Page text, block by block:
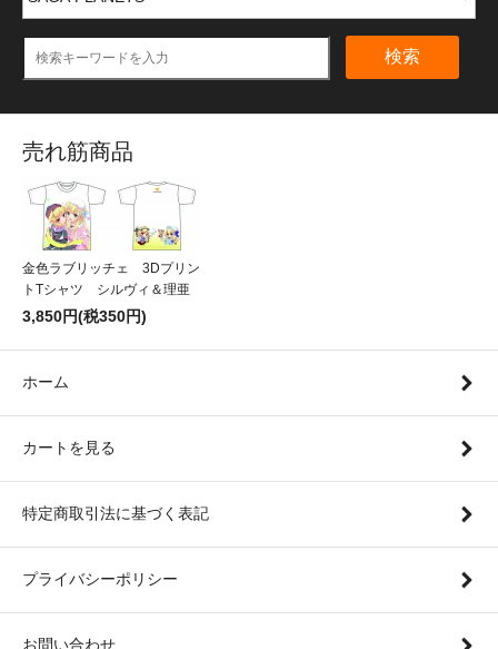
検索
売れ筋商品
金色ラブリッチェ 3Dプリン
トTシャツ シルヴィ＆理亜
3,850円(税350円)
ホーム
カートを見る
特定商取引法に基づく表記
プライバシーポリシー
お問い合わせ